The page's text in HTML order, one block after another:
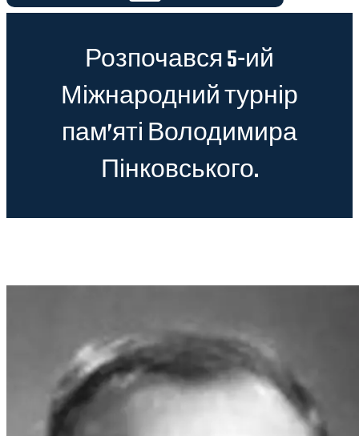
Розпочався 5-ий
Міжнародний турнір
пам’яті Володимира
Пінковського.